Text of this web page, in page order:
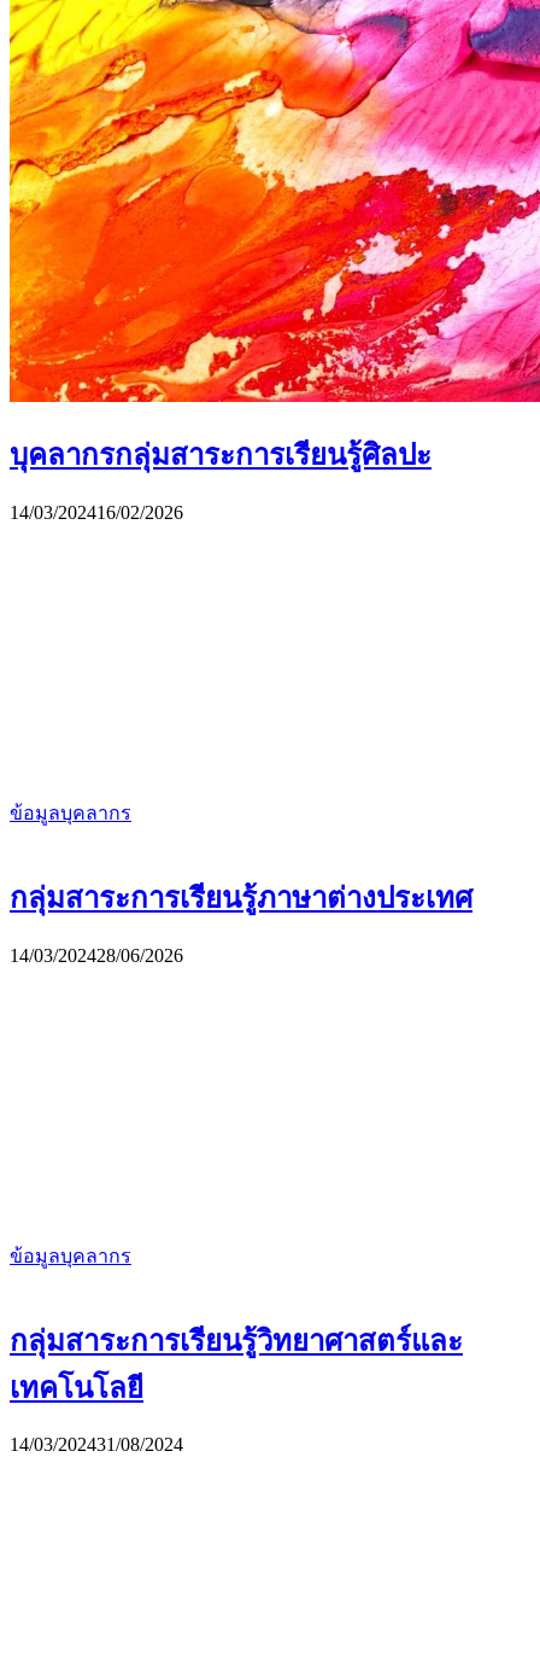
บุคลากรกลุ่มสาระการเรียนรู้ศิลปะ
14/03/202416/02/2026
ข้อมูลบุคลากร
กลุ่มสาระการเรียนรู้ภาษาต่างประเทศ
14/03/202428/06/2026
ข้อมูลบุคลากร
กลุ่มสาระการเรียนรู้วิทยาศาสตร์และ
เทคโนโลยี
14/03/202431/08/2024